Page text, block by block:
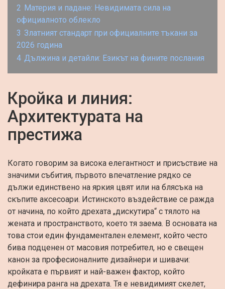
2 Материя и падане: Невидимата сила на
официалното облекло
3 Златният стандарт при официалните тъкани за
2026 година
4 Дължина и детайли: Езикът на фините послания
Кройка и линия:
Архитектурата на
престижа
Когато говорим за висока елегантност и присъствие на
значими събития, първото впечатление рядко се
дължи единствено на яркия цвят или на блясъка на
скъпите аксесоари. Истинското въздействие се ражда
от начина, по който дрехата „дискутира“ с тялото на
жената и пространството, което тя заема. В основата на
това стои един фундаментален елемент, който често
бива подценен от масовия потребител, но е свещен
канон за професионалните дизайнери и шивачи:
кройката е първият и най-важен фактор, който
дефинира ранга на дрехата. Тя е невидимият скелет,